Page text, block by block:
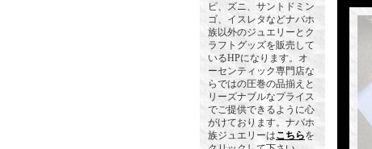
ピ、ズニ、サントドミン
ゴ、イスレタなどナバホ
族以外のジュエリーとク
ラフトグッズを販売して
いるHPになります。オ
ーセンティック専門店な
らではの圧巻の品揃えと
リーズナブルなプライス
でご提供できるように心
がけております。ナバホ
族ジュエリーはこちらを